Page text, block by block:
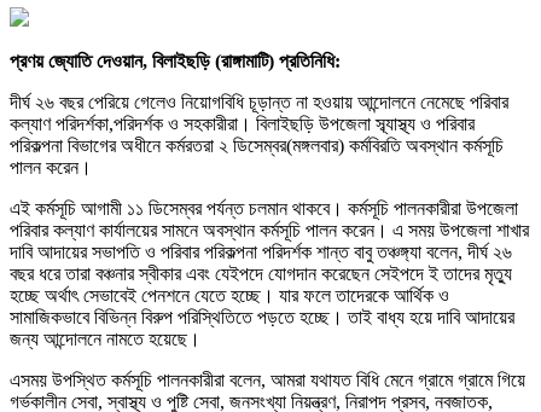
প্রণয় জ্যোতি দেওয়ান, বিলাইছড়ি (রাঙ্গামাটি) প্রতিনিধি:
দীর্ঘ ২৬ বছর পেরিয়ে গেলেও নিয়োগবিধি চূড়ান্ত না হওয়ায় আন্দোলনে নেমেছে পরিবার
কল্যাণ পরিদর্শকা,পরিদর্শক ও সহকারীরা। বিলাইছড়ি উপজেলা স্ব্যাস্থ্য ও পরিবার
পরিকল্পনা বিভাগের অধীনে কর্মরতরা ২ ডিসেম্বর(মঙ্গলবার) কর্মবিরতি অবস্থান কর্মসূচি
পালন করেন।
এই কর্মসূচি আগামী ১১ ডিসেম্বর পর্যন্ত চলমান থাকবে। কর্মসূচি পালনকারীরা উপজেলা
পরিবার কল্যাণ কার্যালয়ের সামনে অবস্থান কর্মসূচি পালন করেন। এ সময় উপজেলা শাখার
দাবি আদায়ের সভাপতি ও পরিবার পরিকল্পনা পরিদর্শক শান্ত বাবু তঞ্চঙ্গ্যা বলেন, দীর্ঘ ২৬
বছর ধরে তারা বঞ্চনার স্বীকার এবং যেইপদে যোগদান করেছেন সেইপদে ই তাদের মৃত্যু
হচ্ছে অর্থাৎ সেভাবেই পেনশনে যেতে হচ্ছে। যার ফলে তাদেরকে আর্থিক ও
সামাজিকভাবে বিভিন্ন বিরুপ পরিস্থিতিতে পড়তে হচ্ছে। তাই বাধ্য হয়ে দাবি আদায়ের
জন্য আন্দোলনে নামতে হয়েছে।
এসময় উপস্থিত কর্মসূচি পালনকারীরা বলেন, আমরা যথাযত বিধি মেনে গ্রামে গ্রামে গিয়ে
গর্ভকালীন সেবা, স্বাস্থ্য ও পুষ্টি সেবা, জনসংখ্যা নিয়ন্ত্রণ, নিরাপদ প্রসব, নবজাতক,